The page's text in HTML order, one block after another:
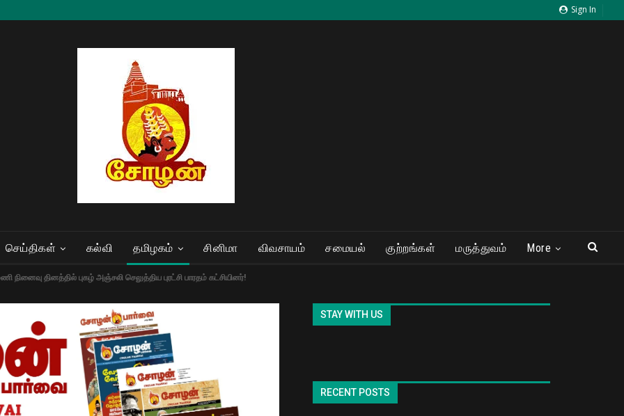
Sign In
செய்திகள் கல்வி தமிழகம் சினிமா விவசாயம் சமையல் குற்றங்கள் மருத்துவம் More
நினைவு தினத்தில் புகழ் அஞ்சலி செலுத்திய புரட்சி பாரதம் கட்சியினர்!
STAY WITH US
RECENT POSTS